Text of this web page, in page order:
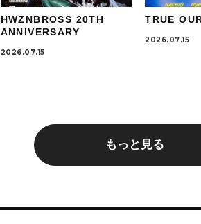
HWZNBROSS 20TH
ANNIVERSARY
2026.07.15
TRUE
2026.07.15
もっと見る